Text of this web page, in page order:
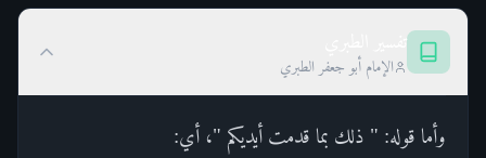
الإمام أبو جعفر الطبري
وأما قوله: " ذلك بما قدمت أيديكم "، أي: